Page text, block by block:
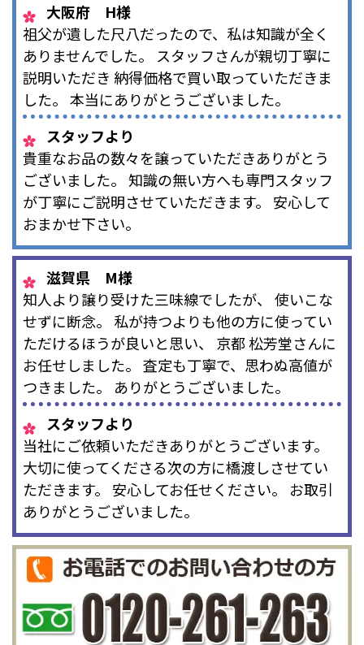
大阪府 H様
祖父が遺した尺八だったので、私は知識が全く
ありませんでした。 スタッフさんが親切丁寧に
説明いただき 納得価格で買い取っていただきま
した。 本当にありがとうございました。
スタッフより
貴重なお品の数々を譲っていただきありがとう
ございました。 知識の無い方へも専門スタッフ
が丁寧にご説明させていただきます。 安心して
おまかせ下さい。
滋賀県 M様
知人より譲り受けた三味線でしたが、 使いこな
せずに断念。 私が持つよりも他の方に使ってい
ただけるほうが良いと思い、 京都 松芳堂さんに
お任せしました。 査定も丁寧で、思わぬ高値が
つきました。 ありがとうございました。
スタッフより
当社にご依頼いただきありがとうございます。
大切に使ってくださる次の方に橋渡しさせてい
ただきます。 安心してお任せください。 お取引
ありがとうございました。